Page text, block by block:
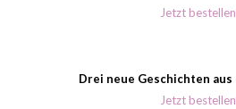
Jetzt
Drei neue Geschichten
Jetzt